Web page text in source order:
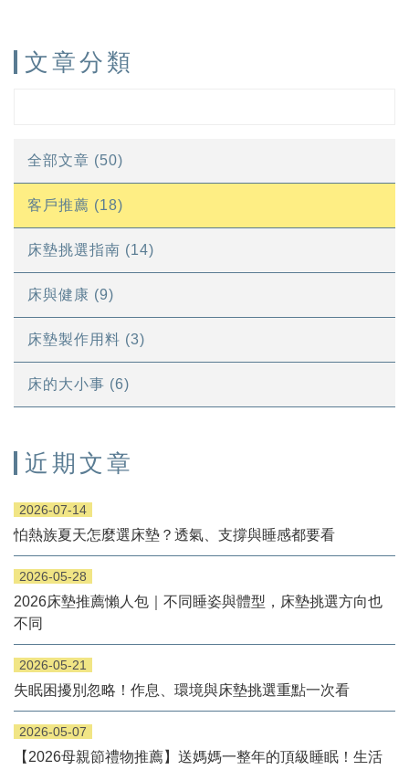
文章分類
全部文章 (50)
客戶推薦 (18)
床墊挑選指南 (14)
床與健康 (9)
床墊製作用料 (3)
床的大小事 (6)
近期文章
2026-07-14
怕熱族夏天怎麼選床墊？透氣、支撐與睡感都要看
2026-05-28
2026床墊推薦懶人包｜不同睡姿與體型，床墊挑選方向也
不同
2026-05-21
失眠困擾別忽略！作息、環境與床墊挑選重點一次看
2026-05-07
【2026母親節禮物推薦】送媽媽一整年的頂級睡眠！生活